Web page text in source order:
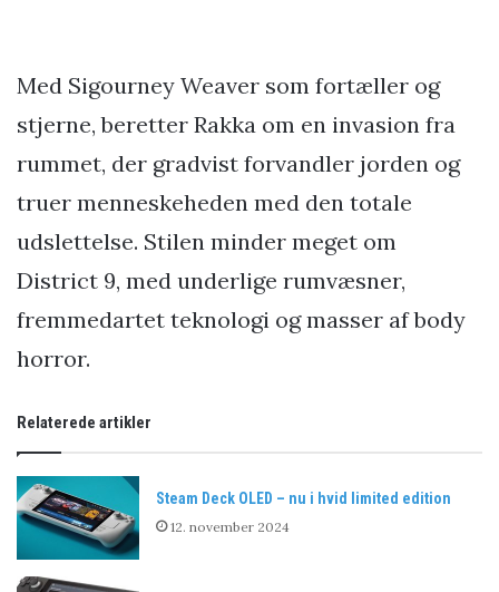
Med Sigourney Weaver som fortæller og
stjerne, beretter Rakka om en invasion fra
rummet, der gradvist forvandler jorden og
truer menneskeheden med den totale
udslettelse. Stilen minder meget om
District 9, med underlige rumvæsner,
fremmedartet teknologi og masser af body
horror.
Relaterede artikler
Steam Deck OLED – nu i hvid limited edition
12. november 2024